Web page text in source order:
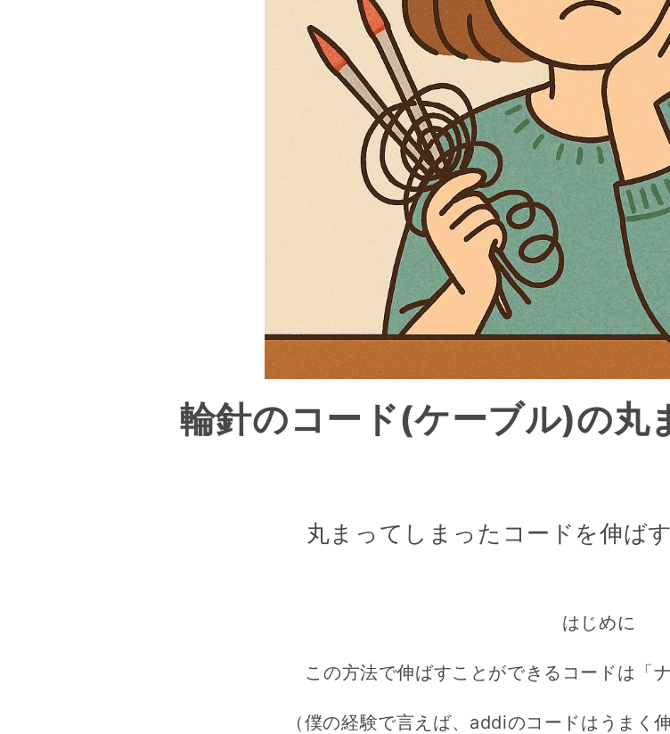
輪針のコード(ケーブル)の丸
丸まってしまったコードを伸ば
はじめに
この方法で伸ばすことができるコードは「
（僕の経験で言えば、addiのコードはうまく